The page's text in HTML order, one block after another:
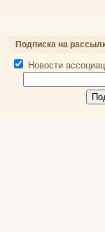
Подписка на
Новости